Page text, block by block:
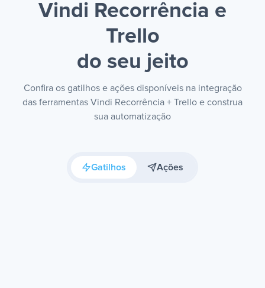
Vindi Recorrência e
Trello
do seu jeito
Confira os gatilhos e ações disponíveis na integração
das ferramentas Vindi Recorrência + Trello e construa
sua automatização
Gatilhos Ações